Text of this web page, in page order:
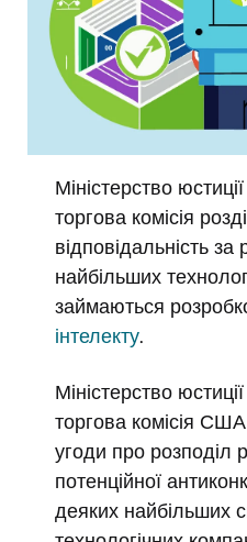
Міністерство
торгова комісія
відповідальність за
найбільших
займаються
інтелекту.
Міністерство
торгова комісія
угоди про розподіл
потенційної
деяких найбільших